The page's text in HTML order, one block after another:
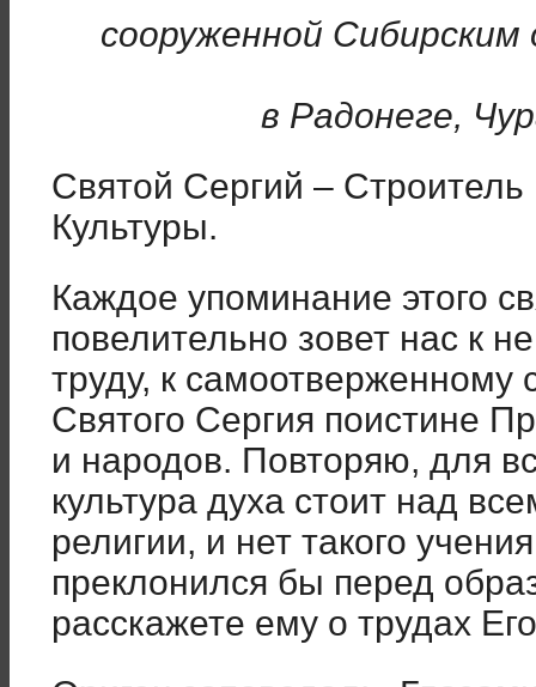
сооруженной
в Радонеге,
Святой Сергий – Строитель
Культуры.
Каждое упоминание этого
повелительно зо­вет нас к
труду, к самоотверженному
Святого Сергия поистине
и народов. Повторяю, для
культура духа стоит над
религии, и нет такого
преклонился бы перед
расскажете ему о трудах